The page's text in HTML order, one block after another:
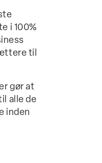
i 100%
til
gør at
alle de
inden